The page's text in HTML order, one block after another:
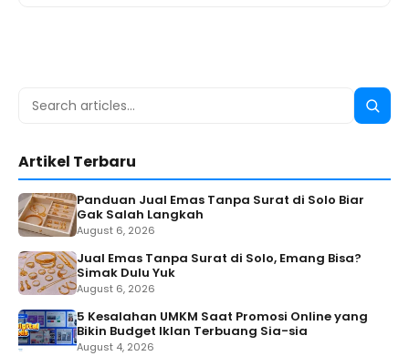
Search
Search
Artikel Terbaru
Panduan Jual Emas Tanpa Surat di Solo Biar
Gak Salah Langkah
August 6, 2026
Jual Emas Tanpa Surat di Solo, Emang Bisa?
Simak Dulu Yuk
August 6, 2026
5 Kesalahan UMKM Saat Promosi Online yang
Bikin Budget Iklan Terbuang Sia-sia
August 4, 2026